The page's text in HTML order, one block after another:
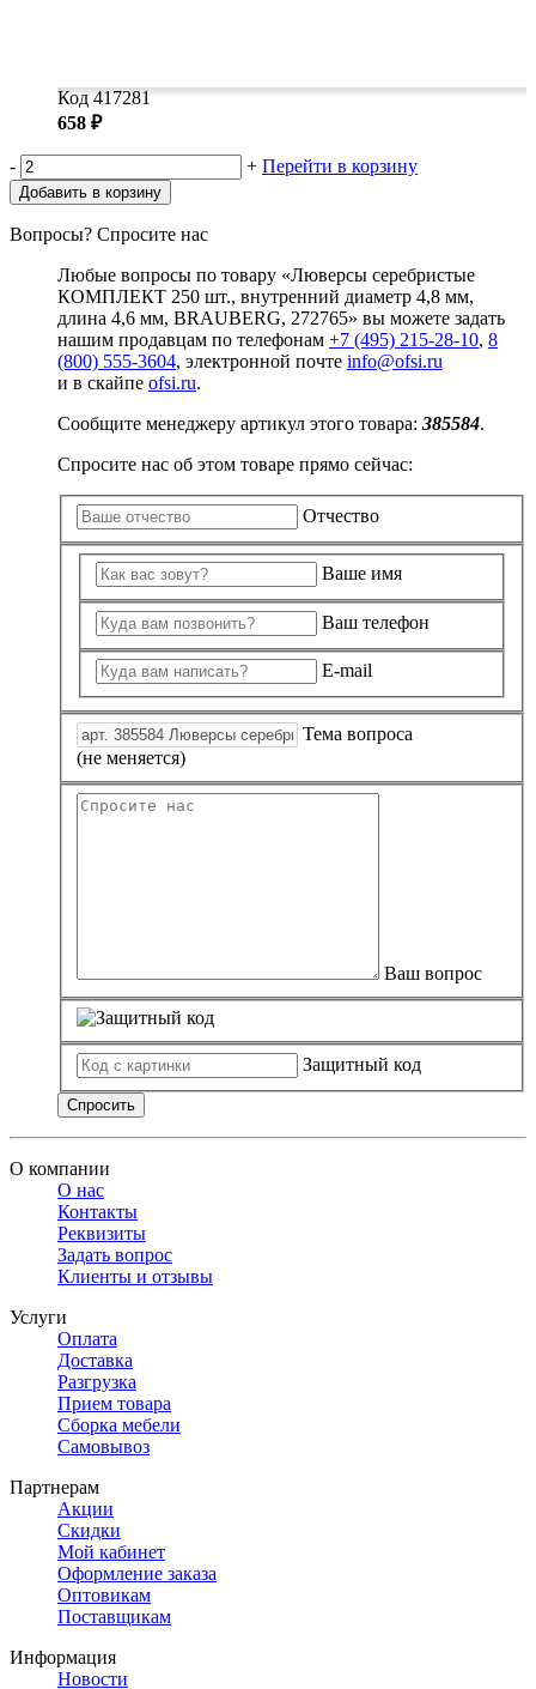
Код 417281
658 ₽
- + Перейти в корзину
Добавить в корзину
Вопросы? Спросите нас
Любые вопросы по товару «Люверсы серебристые
КОМПЛЕКТ 250 шт., внутренний диаметр 4,8 мм,
длина 4,6 мм, BRAUBERG, 272765» вы можете задать
нашим продавцам по телефонам +7 (495) 215-28-10, 8
(800) 555-3604, электронной почте info@ofsi.ru
и в скайпе ofsi.ru.
Сообщите менеджеру артикул этого товара: 385584.
Спросите нас об этом товаре прямо сейчас:
Отчество
Ваше имя
Ваш телефон
E-mail
Тема вопроса
(не меняется)
Ваш вопрос
Защитный код
Спросить
О компании
О нас
Контакты
Реквизиты
Задать вопрос
Клиенты и отзывы
Услуги
Оплата
Доставка
Разгрузка
Прием товара
Сборка мебели
Самовывоз
Партнерам
Акции
Скидки
Мой кабинет
Оформление заказа
Оптовикам
Поставщикам
Информация
Новости